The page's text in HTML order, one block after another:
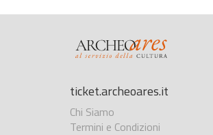
ticket.archeoares.it
Chi Siamo
Termini e Condizioni